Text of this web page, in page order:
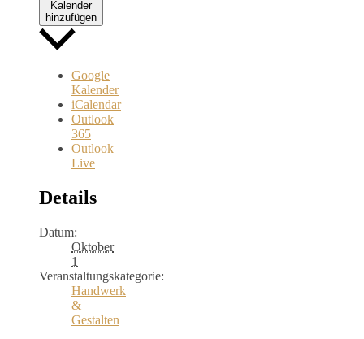
Kalender
hinzufügen
Google
Kalender
iCalendar
Outlook
365
Outlook
Live
Details
Datum:
Oktober
1
Veranstaltungskategorie:
Handwerk
&
Gestalten